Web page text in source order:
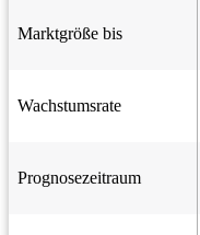
Marktgröße bis
Wachstumsrate
Prognosezeitraum